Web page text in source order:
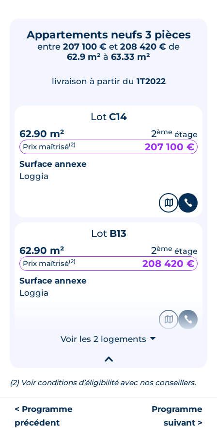
Appartements neufs 3 pièces
entre 207 100 € et 208 420 € de
62.9 m² à 63.33 m²
livraison à partir du 1T2022
Lot C14
62.90 m²
2ème étage
Prix maîtrisé(2) 207 100 €
Surface annexe
Loggia
🗞 📞
Lot B13
62.90 m²
2ème étage
Prix maîtrisé(2) 208 420 €
Surface annexe
Loggia
🗞 📞
Voir les 2 logements ⮟
▾
(2) Voir conditions d’éligibilité avec nos conseillers.
< Programme
précédent
Programme
suivant >